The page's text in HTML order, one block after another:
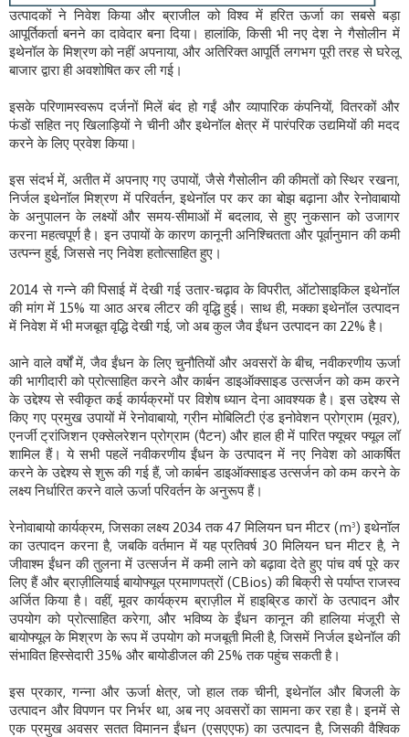
उत्पादकों ने निवेश किया और ब्राजील को विश्व में हरित ऊर्जा का सबसे बड़ा
आपूर्तिकर्ता बनने का दावेदार बना दिया। हालांकि, किसी भी नए देश ने गैसोलीन में
इथेनॉल के मिश्रण को नहीं अपनाया, और अतिरिक्त आपूर्ति लगभग पूरी तरह से घरेलू
बाजार द्वारा ही अवशोषित कर ली गई।
इसके परिणामस्वरूप दर्जनों मिलें बंद हो गईं और व्यापारिक कंपनियों, वितरकों और
फंडों सहित नए खिलाड़ियों ने चीनी और इथेनॉल क्षेत्र में पारंपरिक उद्यमियों की मदद
करने के लिए प्रवेश किया।
इस संदर्भ में, अतीत में अपनाए गए उपायों, जैसे गैसोलीन की कीमतों को स्थिर रखना,
निर्जल इथेनॉल मिश्रण में परिवर्तन, इथेनॉल पर कर का बोझ बढ़ाना और रेनोवाबायो
के अनुपालन के लक्ष्यों और समय-सीमाओं में बदलाव, से हुए नुकसान को उजागर
करना महत्वपूर्ण है। इन उपायों के कारण कानूनी अनिश्चितता और पूर्वानुमान की कमी
उत्पन्न हुई, जिससे नए निवेश हतोत्साहित हुए।
2014 से गन्ने की पिसाई में देखी गई उतार-चढ़ाव के विपरीत, ऑटोसाइकिल इथेनॉल
की मांग में 15% या आठ अरब लीटर की वृद्धि हुई। साथ ही, मक्का इथेनॉल उत्पादन
में निवेश में भी मजबूत वृद्धि देखी गई, जो अब कुल जैव ईंधन उत्पादन का 22% है।
आने वाले वर्षों में, जैव ईंधन के लिए चुनौतियों और अवसरों के बीच, नवीकरणीय ऊर्जा
की भागीदारी को प्रोत्साहित करने और कार्बन डाइऑक्साइड उत्सर्जन को कम करने
के उद्देश्य से स्वीकृत कई कार्यक्रमों पर विशेष ध्यान देना आवश्यक है। इस उद्देश्य से
किए गए प्रमुख उपायों में रेनोवाबायो, ग्रीन मोबिलिटी एंड इनोवेशन प्रोग्राम (मूवर),
एनर्जी ट्रांजिशन एक्सेलरेशन प्रोग्राम (पैटन) और हाल ही में पारित फ्यूचर फ्यूल लॉ
शामिल हैं। ये सभी पहलें नवीकरणीय ईंधन के उत्पादन में नए निवेश को आकर्षित
करने के उद्देश्य से शुरू की गई हैं, जो कार्बन डाइऑक्साइड उत्सर्जन को कम करने के
लक्ष्य निर्धारित करने वाले ऊर्जा परिवर्तन के अनुरूप हैं।
रेनोवाबायो कार्यक्रम, जिसका लक्ष्य 2034 तक 47 मिलियन घन मीटर (m³) इथेनॉल
का उत्पादन करना है, जबकि वर्तमान में यह प्रतिवर्ष 30 मिलियन घन मीटर है, ने
जीवाश्म ईंधन की तुलना में उत्सर्जन में कमी लाने को बढ़ावा देते हुए पांच वर्ष पूरे कर
लिए हैं और ब्राज़ीलियाई बायोफ्यूल प्रमाणपत्रों (CBios) की बिक्री से पर्याप्त राजस्व
अर्जित किया है। वहीं, मूवर कार्यक्रम ब्राज़ील में हाइब्रिड कारों के उत्पादन और
उपयोग को प्रोत्साहित करेगा, और भविष्य के ईंधन कानून की हालिया मंजूरी से
बायोफ्यूल के मिश्रण के रूप में उपयोग को मजबूती मिली है, जिसमें निर्जल इथेनॉल की
संभावित हिस्सेदारी 35% और बायोडीजल की 25% तक पहुंच सकती है।
इस प्रकार, गन्ना और ऊर्जा क्षेत्र, जो हाल तक चीनी, इथेनॉल और बिजली के
उत्पादन और विपणन पर निर्भर था, अब नए अवसरों का सामना कर रहा है। इनमें से
एक प्रमुख अवसर सतत विमानन ईंधन (एसएएफ) का उत्पादन है, जिसकी वैश्विक